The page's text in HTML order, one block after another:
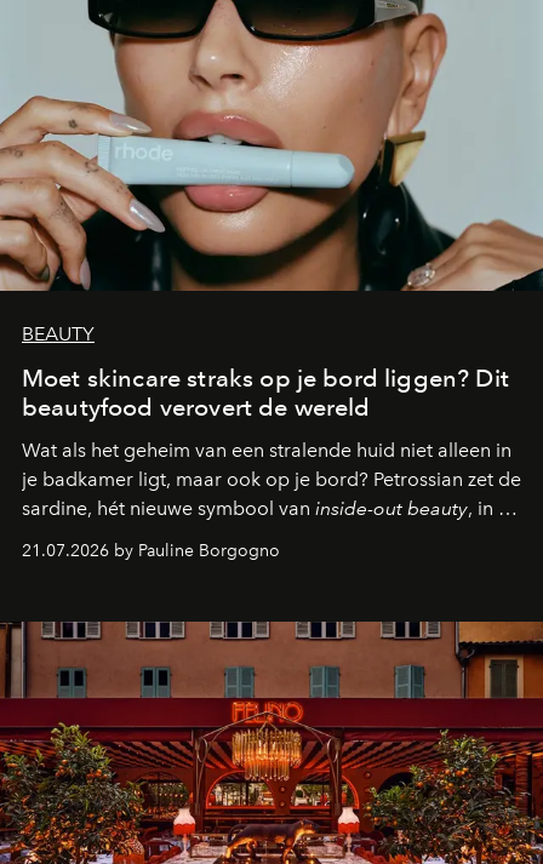
BEAUTY
Moet skincare straks op je bord liggen? Dit
beautyfood verovert de wereld
Wat als het geheim van een stralende huid niet alleen in
je badkamer ligt, maar ook op je bord? Petrossian zet de
sardine, hét nieuwe symbool van inside-out beauty, in de
21.07.2026 by Pauline Borgogno